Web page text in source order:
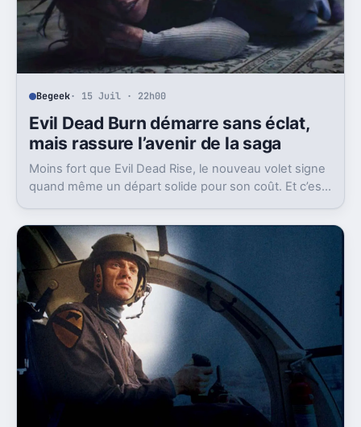
Begeek· 15 Juil · 22h00
Evil Dead Burn démarre sans éclat,
mais rassure l’avenir de la saga
Moins fort que Evil Dead Rise, le nouveau volet signe
quand même un départ solide pour son coût. Et c’est